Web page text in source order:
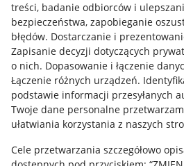
treści, badanie odbiorców i
bezpieczeństwa, zapobieganie
błędów. Dostarczanie i
Zapisanie decyzji dotyczących
o nich. Dopasowanie i łączenie
Łączenie różnych urządzeń.
podstawie informacji przesyłanych
Twoje dane personalne
ułatwiania korzystania z naszych
Cele przetwarzania szczegółowo
Mapa miejscowości
Informacje prawne
Regulamin
Polityka plików "cookies"
Ustawienia plików "cookies"
Udostępnianie lokalizacji